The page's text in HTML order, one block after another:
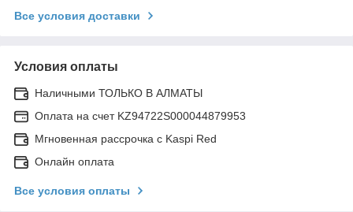
Все условия доставки
Условия оплаты
Наличными ТОЛЬКО В АЛМАТЫ
Оплата на счет KZ94722S000044879953
Мгновенная рассрочка с Kaspi Red
Онлайн оплата
Все условия оплаты